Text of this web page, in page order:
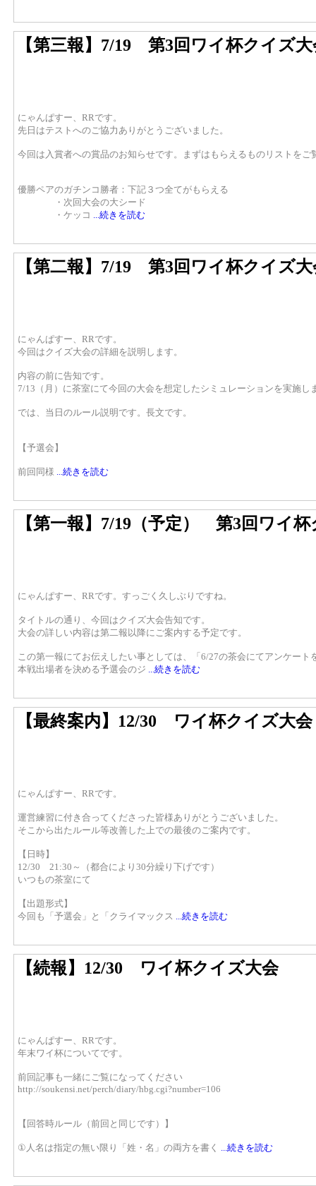
【第三報】7/19 第3回ワイ杯クイズ大
にゃんぱすー、RRです。
先日はテストへのご協力ありがとうございました。
今回は入賞者への賞品のお知らせです。まずはもらえるものリストを
優勝ペアのガチンコ勝者：下記３つ全てがもらえる
・次回大会の大シード
・ケッコ ...続きを読む
【第二報】7/19 第3回ワイ杯クイズ
にゃんぱすー、RRです。
今回はクイズ大会の詳細を説明します。
内容の前に告知です。
7/13（月）に茶室にて今回の大会を想定したシミュレーションを実施
では、当日のルール説明です。長文です。
【予選会】
前回同様 ...続きを読む
【第一報】7/19（予定） 第3回ワイ
にゃんぱすー、RRです。すっごく久しぶりですね。
タイトルの通り、今回はクイズ大会告知です。
大会の詳しい内容は第二報以降にご案内する予定です。
この第一報にてお伝えしたい事としては、「6/27の茶会にてアンケート
本戦出場者を決める予選会のジ ...続きを読む
【最終案内】12/30 ワイ杯クイズ大会
にゃんぱすー、RRです。
運営練習に付き合ってくださった皆様ありがとうございました。
そこから出たルール等改善した上での最後のご案内です。
【日時】
12/30 21:30～（都合により30分繰り下げです）
いつもの茶室にて
【出題形式】
今回も「予選会」と「クライマックス ...続きを読む
【続報】12/30 ワイ杯クイズ大会
にゃんぱすー、RRです。
年末ワイ杯についてです。
前回記事も一緒にご覧になってください
http://soukensi.net/perch/diary/hbg.cgi?number=106
【回答時ルール（前回と同じです）】
①人名は指定の無い限り「姓・名」の両方を書く ...続きを読む